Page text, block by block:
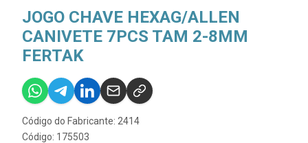
JOGO CHAVE HEXAG/ALLEN
CANIVETE 7PCS TAM 2-8MM
FERTAK
Código do Fabricante: 2414
Código: 175503